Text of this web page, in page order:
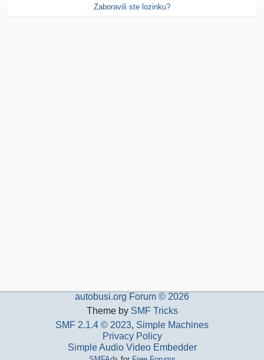
Zaboravili ste lozinku?
autobusi.org Forum © 2026
Theme by SMF Tricks
SMF 2.1.4 © 2023, Simple Machines
Privacy Policy
Simple Audio Video Embedder